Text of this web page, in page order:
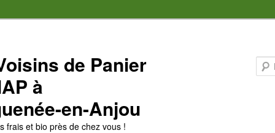
de Panier
à
en-Anjou
frais et bio près de chez vous !